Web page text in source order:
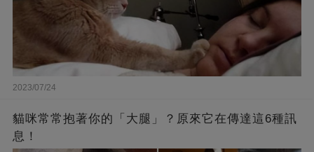
2023/07/24
貓咪常常抱著你的「大腿」？原來它在傳達這6種訊
息！